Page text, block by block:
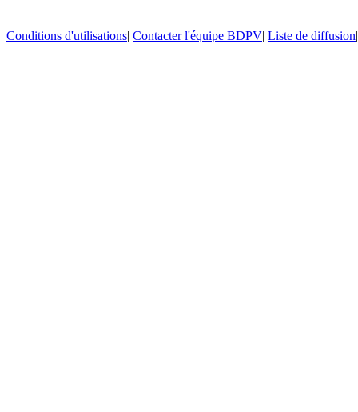
Conditions d'utilisations| Contacter l'équipe BDPV| Liste de diffusion